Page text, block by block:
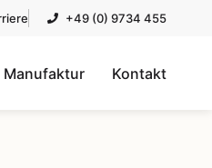
+49 (0) 9734 455
Manufaktur Kontakt